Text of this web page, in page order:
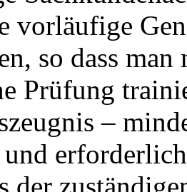
vorläufige
so dass
Prüfung
–